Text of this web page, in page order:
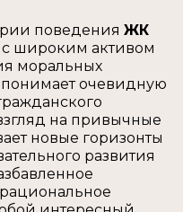
поведения ЖК
с широким активом
моральных
очевидную
на привычные
новые горизонты
развития